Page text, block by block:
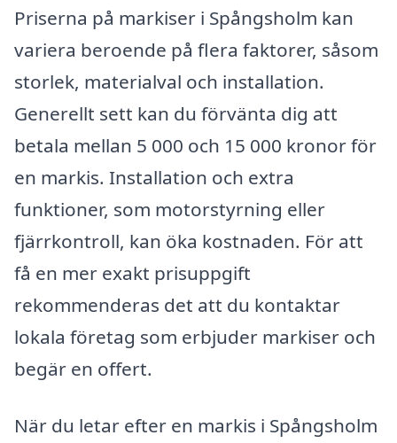
Priserna på markiser i Spångsholm kan
variera beroende på flera faktorer, såsom
storlek, materialval och installation.
Generellt sett kan du förvänta dig att
betala mellan 5 000 och 15 000 kronor för
en markis. Installation och extra
funktioner, som motorstyrning eller
fjärrkontroll, kan öka kostnaden. För att
få en mer exakt prisuppgift
rekommenderas det att du kontaktar
lokala företag som erbjuder markiser och
begär en offert.
När du letar efter en markis i Spångsholm